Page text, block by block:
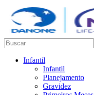
Infantil
Infantil
Planejamento
Gravidez